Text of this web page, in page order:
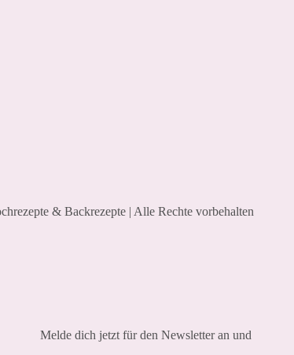
& Backrezepte | Alle Rechte vorbehalten
Melde dich jetzt für den Newsletter an und